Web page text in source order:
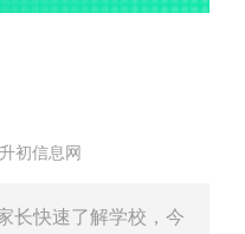
初信息网
长快速了解学校，今